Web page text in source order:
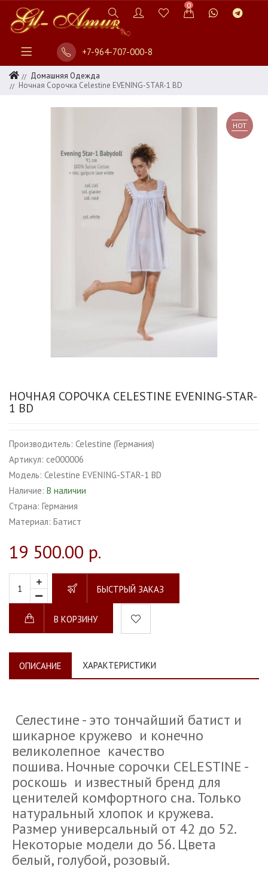
0
+7-964-707-000-8
Домашняя Одежда
Ночная Сорочка Celestine EVENING-STAR-1 BD
HOT
НОЧНАЯ СОРОЧКА CELESTINE EVENING-STAR-
1 BD
Производитель: Celestine (Германия)
Артикул: ce000006
Модель: Celestine EVENING-STAR-1 BD
Наличие: В наличии
Страна: Германия
Материал: Батист
19 500.00 р.
БЫСТРЫЙ ЗАКАЗ
В КОРЗИНУ
ОПИСАНИЕ ХАРАКТЕРИСТИКИ
Селестине - это тончайший батист и
шикарное кружево и конечно
великолепное качество
пошива. Ночные сорочки CELESTINE -
роскошь и известный бренд для
ценителей комфортного сна. Только
натуральный хлопок и кружева.
Размер универсальный от 42 до 52.
Некоторые модели до 56. Цвета
белый, голубой, розовый.